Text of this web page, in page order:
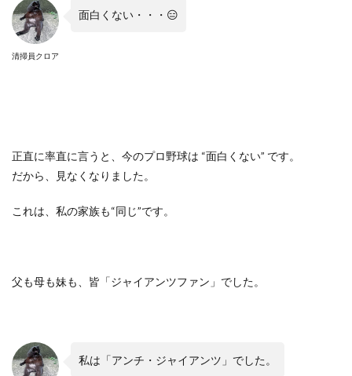
清掃員クロア
面白くない・・・😑
正直に率直に言うと、今のプロ野球は “面白くない” です。
だから、見なくなりました。
これは、私の家族も“同じ”です。
父も母も妹も、皆「ジャイアンツファン」でした。
私は「アンチ・ジャイアンツ」でした。